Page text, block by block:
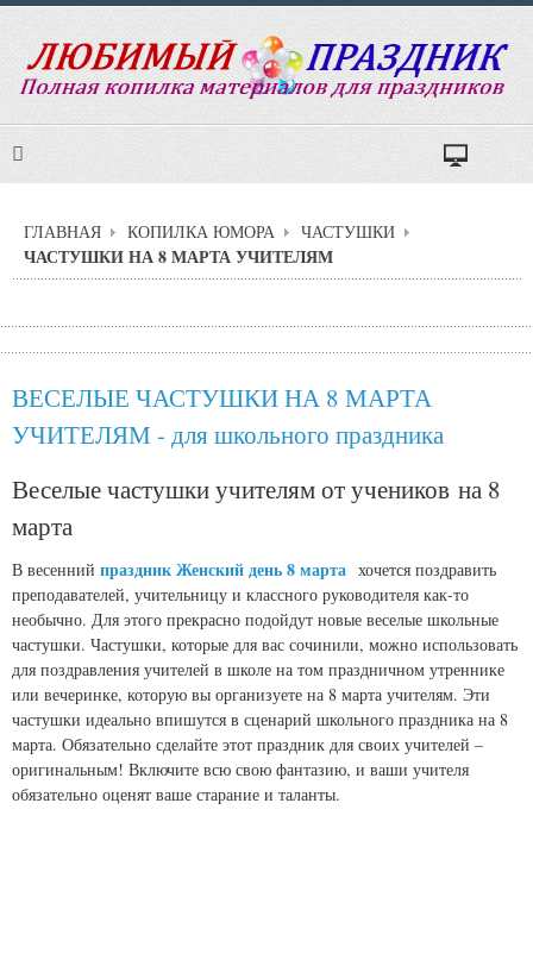
ГЛАВНАЯ КОПИЛКА ЮМОРА ЧАСТУШКИ
ЧАСТУШКИ НА 8 МАРТА УЧИТЕЛЯМ
ВЕСЕЛЫЕ ЧАСТУШКИ НА 8 МАРТА
УЧИТЕЛЯМ - для школьного праздника
Веселые частушки учителям от учеников на 8
марта
В весенний праздник Женский день 8 марта хочется поздравить
преподавателей, учительницу и классного руководителя как-то
необычно. Для этого прекрасно подойдут новые веселые школьные
частушки. Частушки, которые для вас сочинили, можно использовать
для поздравления учителей в школе на том праздничном утреннике
или вечеринке, которую вы организуете на 8 марта учителям. Эти
частушки идеально впишутся в сценарий школьного праздника на 8
марта. Обязательно сделайте этот праздник для своих учителей –
оригинальным! Включите всю свою фантазию, и ваши учителя
обязательно оценят ваше старание и таланты.